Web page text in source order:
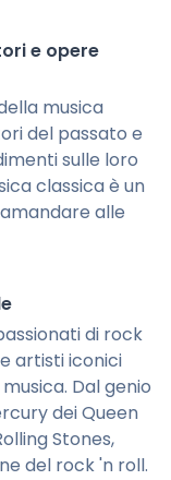
e opere
musica
del passato e
sulle loro
classica è un
alle
di rock
artisti iconici
Dal genio
dei Queen
Stones,
del rock 'n roll.